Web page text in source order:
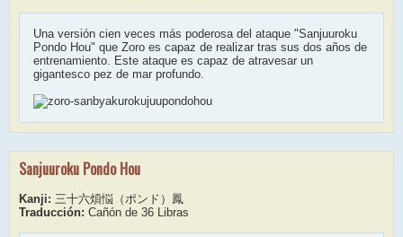
Una versión cien veces más poderosa del ataque "Sanjuuroku
Pondo Hou" que Zoro es capaz de realizar tras sus dos años de
entrenamiento. Este ataque es capaz de atravesar un
gigantesco pez de mar profundo.
Sanjuuroku Pondo Hou
Kanji: 三十六煩悩（ポンド）鳳
Traducción: Cañón de 36 Libras